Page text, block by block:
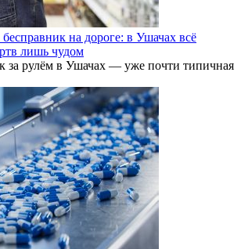
на дороге: в Ушачах всё
лишь чудом
за рулём в Ушачах — уже почти типичная